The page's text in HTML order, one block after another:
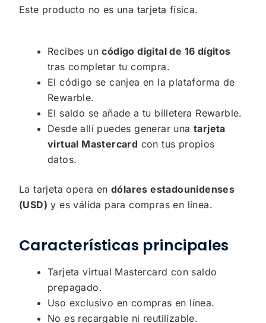
Este producto no es una tarjeta física.
Recibes uncódigo digital de 16 dígitos
tras completar tu compra.
El código se canjea en la plataforma de
Rewarble.
El saldo se añade a tu billetera Rewarble.
Desde allí puedes generar una tarjeta
virtual Mastercard con tus propios
datos.
La tarjeta opera en dólares estadounidenses
(USD) y es válida para compras en línea.
Características principales
Tarjeta virtual Mastercard con saldo
prepagado.
Uso exclusivo en compras en línea.
No es recargable ni reutilizable.